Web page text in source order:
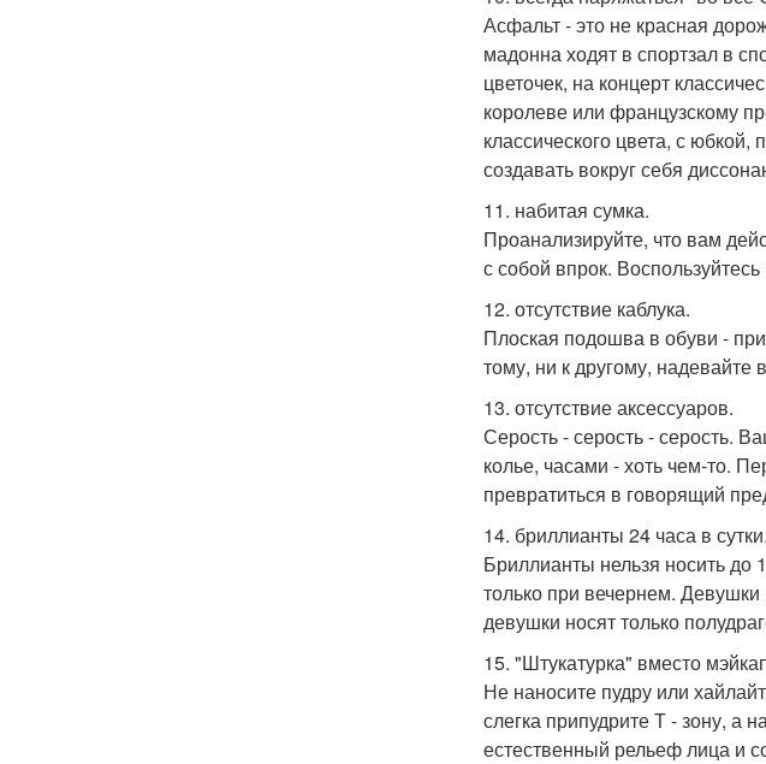
Асфальт - это не красная
мадонна ходят в спортзал в
цветочек, на концерт
королеве или французскому
классического цвета, с
создавать вокруг себя
11. набитая сумка.
Проанализируйте, что вам
с собой впрок.
12. отсутствие каблука.
Плоская подошва в обуви -
тому, ни к другому, надевайте
13. отсутствие аксессуаров.
Серость - серость - серость.
колье, часами - хоть чем-то.
превратиться в говорящий
14. бриллианты 24 часа в сутки.
Бриллианты нельзя носить до
только при вечернем.
девушки носят только
15. "Штукатурка" вместо
Не наносите пудру или
слегка припудрите Т - зону, а
естественный рельеф лица и